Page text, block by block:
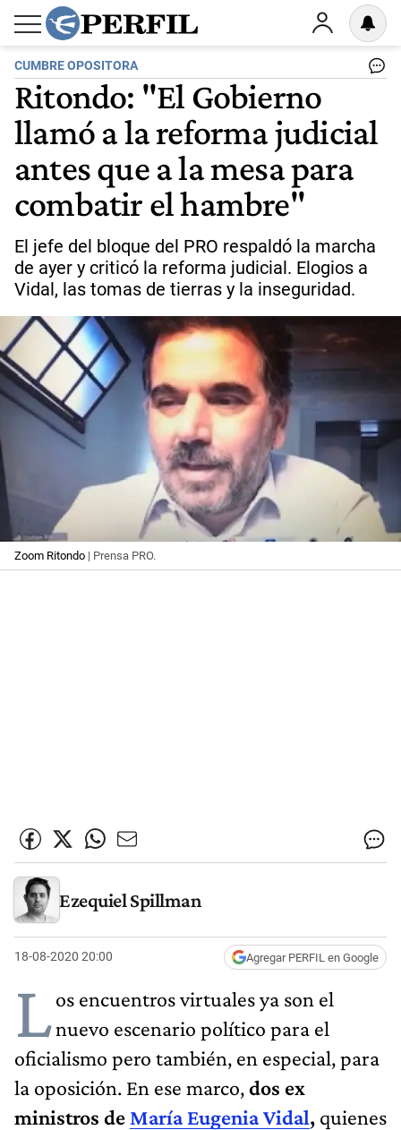
CUMBRE OPOSITORA
Ritondo: "El Gobierno
llamó a la reforma judicial
antes que a la mesa para
combatir el hambre"
El jefe del bloque del PRO respaldó la marcha
de ayer y criticó la reforma judicial. Elogios a
Vidal, las tomas de tierras y la inseguridad.
Zoom Ritondo | Prensa PRO.
Ezequiel Spillman
18-08-2020 20:00 Agregar PERFIL en Google
Los encuentros virtuales ya son el
nuevo escenario político para el
oficialismo pero también, en especial, para
la oposición. En ese marco,dos ex
ministros de María Eugenia Vidal, quienes